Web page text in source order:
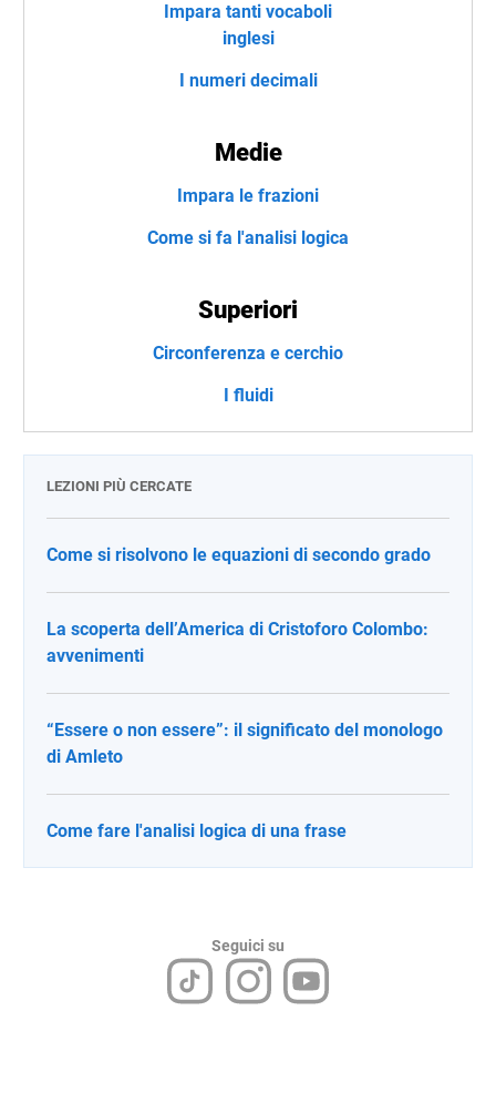
Impara tanti vocaboli
inglesi
I numeri decimali
Medie
Impara le frazioni
Come si fa l'analisi logica
Superiori
Circonferenza e cerchio
I fluidi
LEZIONI PIÙ CERCATE
Come si risolvono le equazioni di secondo grado
La scoperta dell’America di Cristoforo Colombo:
avvenimenti
“Essere o non essere”: il significato del monologo
di Amleto
Come fare l'analisi logica di una frase
Seguici su